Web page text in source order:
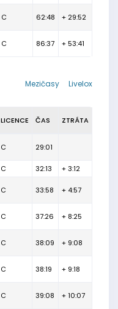
C 62:48 + 29:52
C 86:37 + 53:41
Livelox
Mezičasy
LICENCE ČAS ZTRÁTA
C 29:01
C 32:13 + 3:12
C 33:58 + 4:57
C 37:26 + 8:25
C 38:09 + 9:08
C 38:19 + 9:18
C 39:08 + 10:07